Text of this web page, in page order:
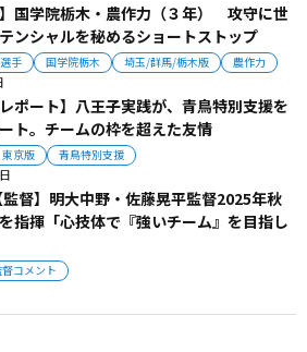
】国学院栃木・農作力（３年） 攻守に世
ンシャルを秘めるショートストップ
手 国学院栃木 埼玉/群馬/栃木版 農作力
レポート】八王子実践が、青鳥特別支援を
ト。チームの枠を超えた友情
東京版 青鳥特別支援
督】明大中野・佐藤晃平監督2025年秋
指揮「心技体で『強いチーム』を目指し
コメント